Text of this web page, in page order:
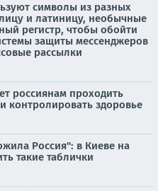
символы из разных
и латиницу, необычные
регистр, чтобы обойти
защиты мессенджеров
рассылки
россиянам проходить
контролировать здоровье
Россия": в Киеве на
такие таблички